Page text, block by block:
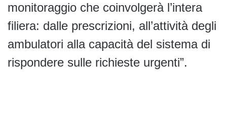
monitoraggio che coinvolgerà l’intera
filiera: dalle prescrizioni, all’attività degli
ambulatori alla capacità del sistema di
rispondere sulle richieste urgenti”.